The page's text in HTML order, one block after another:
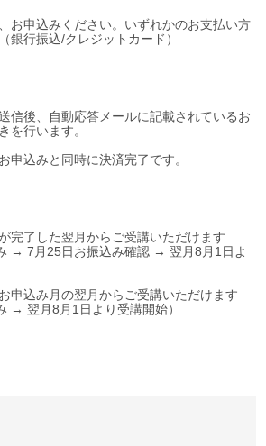
お申込みください。いずれかのお支払い方
銀行振込/クレジットカード）
信後、自動応答メールに記載されているお
を行います。
申込みと同時に決済完了です。
完了した翌月からご受講いただけます
→ 7月25日お振込み確認 → 翌月8月1日よ
申込み月の翌月からご受講いただけます
→ 翌月8月1日より受講開始）